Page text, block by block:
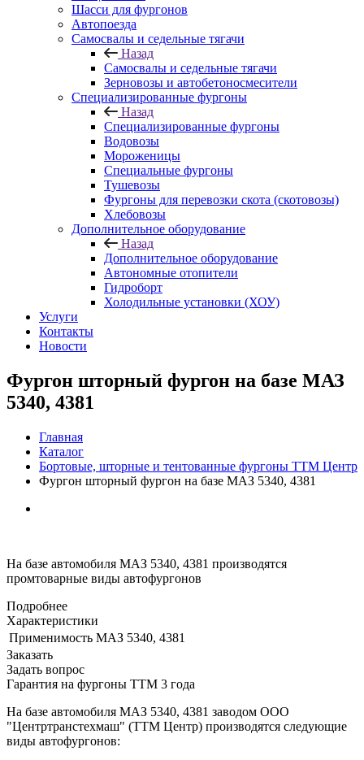
Шасси для фургонов
Автопоезда
Самосвалы и седельные тягачи
Назад
Самосвалы и седельные тягачи
Зерновозы и автобетоносмесители
Специализированные фургоны
Назад
Специализированные фургоны
Водовозы
Мороженицы
Специальные фургоны
Тушевозы
Фургоны для перевозки скота (скотовозы)
Хлебовозы
Дополнительное оборудование
Назад
Дополнительное оборудование
Автономные отопители
Гидроборт
Холодильные установки (ХОУ)
Услуги
Контакты
Новости
Фургон шторный фургон на базе МАЗ
5340, 4381
Главная
Каталог
Бортовые, шторные и тентованные фургоны ТТМ Центр
Фургон шторный фургон на базе МАЗ 5340, 4381
На базе автомобиля МАЗ 5340, 4381 производятся
промтоварные виды автофургонов
Подробнее
Характеристики
Применимость МАЗ 5340, 4381
Заказать
Задать вопрос
Гарантия на фургоны ТТМ 3 года
На базе автомобиля МАЗ 5340, 4381 заводом ООО
"Центртранстехмаш" (ТТМ Центр) производятся следующие
виды автофургонов: